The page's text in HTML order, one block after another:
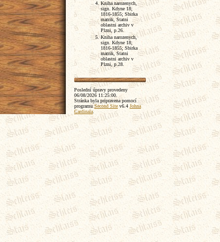
Kniha narozenych,
sign. Kdyne 18;
1816-1855; Sbirka
matrik, Statni
oblastni archiv v
Plzni, p.26.
Kniha narozenych,
sign. Kdyne 18;
1816-1855; Sbirka
matrik, Statni
oblastni archiv v
Plzni, p.28.
Poslední úpravy provedeny
06/08/2026 11:25:00.
Stránka byla pripravena pomocí
programuSecond Site v6.4 Johna
Cardinala.